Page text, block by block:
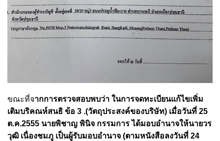
ขณะที่จากการตรวจสอบพบว่า ในการจดทะเบียนแก้ไขเพิ่ม
เติมบริคณห์สนธิ ข้อ 3 .(วัตถุประสงค์ของบริษัท) เมื่อวันที่ 25
ต.ค.2555 นายพิชาญ พินิจ กรรมการ ได้มอบอำนาจให้นายวร
วุฒิ เนื่องชมภู เป็นผู้รับมอบอำนาจ (ตามหนังสือลงวันที่ 24